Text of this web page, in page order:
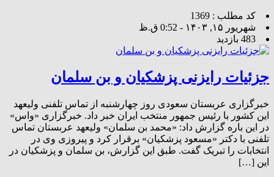
کد مطلب : 1369
شهریور ۱۵, ۱۴۰۳ - 0:52 ق.ظ
483 بازدید
جزئیات رایزنی پزشکیان و بن سلمان
خبرگزاری عربستان سعودی روز چهارشنبه از تماس تلفنی ولیعهد
این کشور با رئیس جمهور منتخب ایران خبر داد. خبرگزاری «واس»
در این باره گزارش داد: «محمد بن سلمان» ولیعهد عربستان تماس
تلفنی با دکتر «مسعود پزشکیان» برقرار کرد و پیروزی وی در
انتخابات را تبریک گفت. طبق این گزارش، بن سلمان و پزشکیان در
این […]